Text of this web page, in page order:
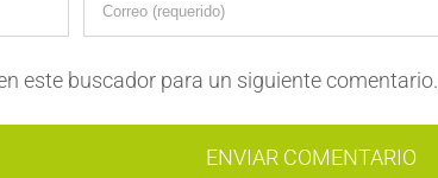
este buscador para un siguiente comentario.